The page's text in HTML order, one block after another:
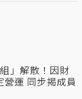
」解散！因財
運 同步揭成員